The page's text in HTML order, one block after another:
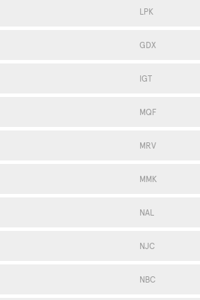
LPK
GDX
IGT
MQF
MRV
MMK
NAL
NJC
NBC